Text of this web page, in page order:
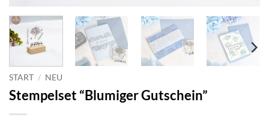
START / NEU
Stempelset “Blumiger Gutschein”